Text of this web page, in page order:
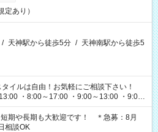
定あり）
/ 天神駅から徒歩5分 / 天神南駅から徒歩5
イルは自由！お気軽にご相談下さい！
・8:00～17:00 ・9:00～13:00 ・9:00
・13:00～18:00 ・15:00～20:00 ・
～翌8:00 など（他時間多数あり！）
期や長期も大歓迎です！ ＊急募：8月
相談OK